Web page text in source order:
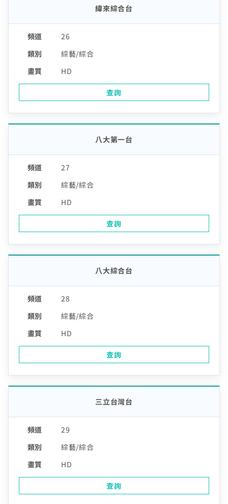
26
緯來綜合台
綜藝/綜合
HD
查詢
27
八大第一台
綜藝/綜合
HD
查詢
28
八大綜合台
綜藝/綜合
HD
查詢
29
三立台灣台
綜藝/綜合
HD
查詢